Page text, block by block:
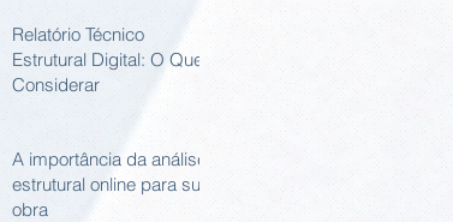
Relatório Técnico
Estrutural Digital: O Que
Considerar
A importância da análise
estrutural online para sua
obra